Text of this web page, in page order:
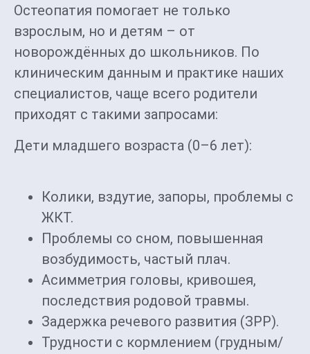
Остеопатия помогает не только
взрослым, но и детям – от
новорождённых до школьников. По
клиническим данным и практике наших
специалистов, чаще всего родители
приходят с такими запросами:
Дети младшего возраста (0–6 лет):
Колики, вздутие, запоры, проблемы с
ЖКТ.
Проблемы со сном, повышенная
возбудимость, частый плач.
Асимметрия головы, кривошея,
последствия родовой травмы.
Задержка речевого развития (ЗРР).
Трудности с кормлением (грудным/